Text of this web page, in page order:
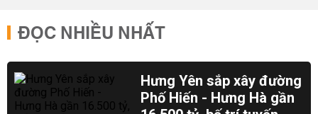
ĐỌC NHIỀU NHẤT
Hưng Yên sắp xây đường
Phố Hiến - Hưng Hà gần